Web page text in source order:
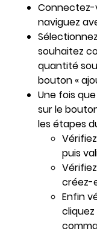
naviguez
souhaitez
quantité
bouton «
Une fois
sur le
les étapes
puis
créez-
Enfin